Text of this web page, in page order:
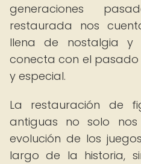
generaciones
restaurada nos
llena de nostalgia y
conecta con el
y especial.
La restauración de
antiguas no solo
evolución de los
largo de la historia,